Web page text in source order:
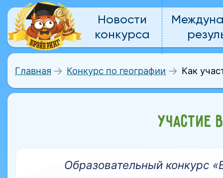
Новости
конкурса
Главная Конкурс по географии Как
УЧАСТИЕ
Образовательный конкурс